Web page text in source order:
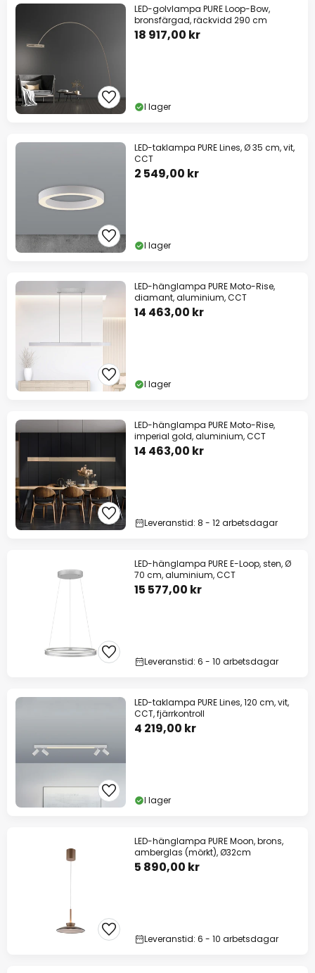
LED-golvlampa PURE Loop-Bow,
bronsfärgad, räckvidd 290 cm
18 917,00 kr
I lager
LED-taklampa PURE Lines, Ø 35 cm, vit,
CCT
2 549,00 kr
I lager
LED-hänglampa PURE Moto-Rise,
diamant, aluminium, CCT
14 463,00 kr
I lager
LED-hänglampa PURE Moto-Rise,
imperial gold, aluminium, CCT
14 463,00 kr
Leveranstid: 8 - 12 arbetsdagar
LED-hänglampa PURE E-Loop, sten, Ø
70 cm, aluminium, CCT
15 577,00 kr
Leveranstid: 6 - 10 arbetsdagar
LED-taklampa PURE Lines, 120 cm, vit,
CCT, fjärrkontroll
4 219,00 kr
I lager
LED-hänglampa PURE Moon, brons,
amberglas (mörkt), Ø32cm
5 890,00 kr
Leveranstid: 6 - 10 arbetsdagar